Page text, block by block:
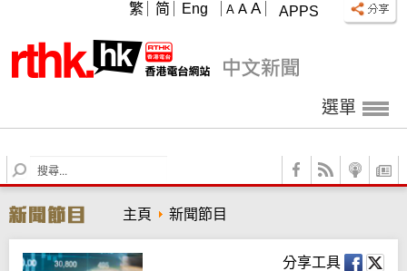
APPS
A A A
繁 简 Eng
選單
S
e
r
c
h
主頁 新聞節目
分享工具